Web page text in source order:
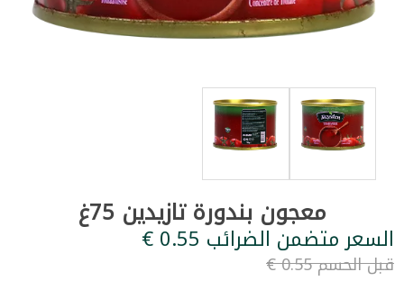
معجون بندورة تازيدين 75غ
السعر متضمن الضرائب ‏0.55 €
قبل الحسم ‏0.55 €